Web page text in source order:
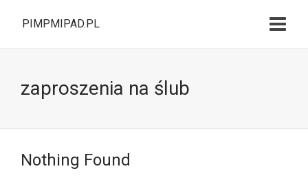
PIMPMIPAD.PL
zaproszenia na ślub
Nothing Found